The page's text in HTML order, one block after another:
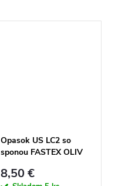
Opasok US LC2 so
sponou FASTEX OLIV
8,50 €